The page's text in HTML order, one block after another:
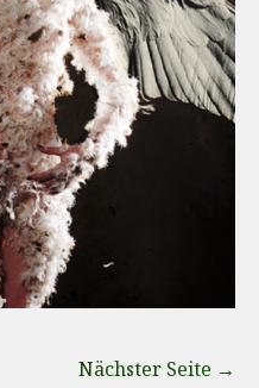
Nächster Seite →